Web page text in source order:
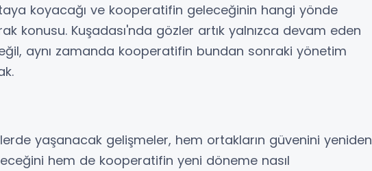
koyacağı ve kooperatifin geleceğinin hangi yönde
konusu. Kuşadası'nda gözler artık yalnızca devam eden
aynı zamanda kooperatifin bundan sonraki yönetim
yaşanacak gelişmeler, hem ortakların güvenini yeniden
hem de kooperatifin yeni döneme nasıl